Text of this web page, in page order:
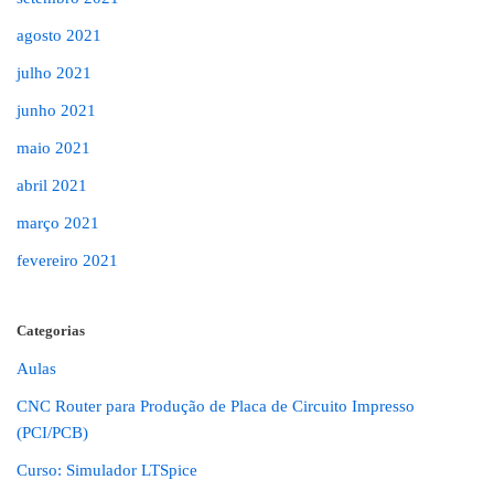
agosto 2021
julho 2021
junho 2021
maio 2021
abril 2021
março 2021
fevereiro 2021
Categorias
Aulas
CNC Router para Produção de Placa de Circuito Impresso
(PCI/PCB)
Curso: Simulador LTSpice